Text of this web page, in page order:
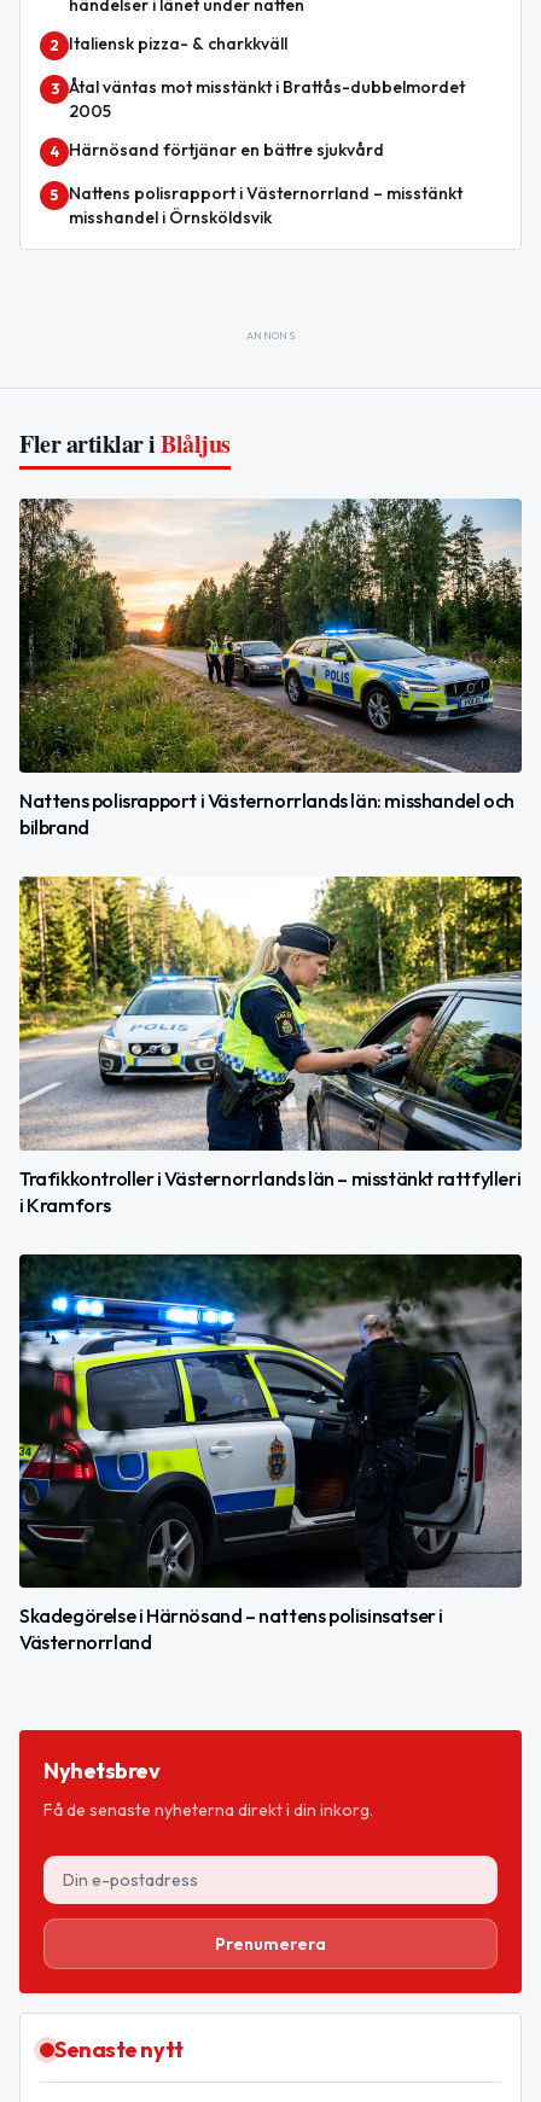
händelser i länet under natten
2 Italiensk pizza- & charkkväll
3 Åtal väntas mot misstänkt i Brattås-dubbelmordet
2005
4 Härnösand förtjänar en bättre sjukvård
5
Nattens polisrapport i Västernorrland – misstänkt
misshandel i Örnsköldsvik
ANNONS
Fler artiklar iBlåljus
Nattens polisrapport i Västernorrlands län: misshandel och
bilbrand
Trafikkontroller i Västernorrlands län – misstänkt rattfylleri
i Kramfors
Skadegörelse i Härnösand – nattens polisinsatser i
Västernorrland
Nyhetsbrev
Få de senaste nyheterna direkt i din inkorg.
Prenumerera
Senaste nytt